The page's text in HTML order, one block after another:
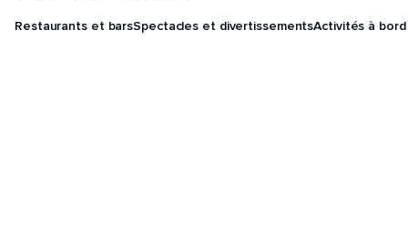
Restaurants et barsSpectacles et divertissementsActivités à bord